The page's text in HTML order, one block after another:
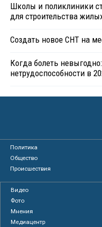
Школы и поликлиники
для строительства
Создать новое СНТ на
Когда болеть
нетрудоспособности в
Политика
Общество
Происшествия
Видео
Фото
Мнения
Медиацентр